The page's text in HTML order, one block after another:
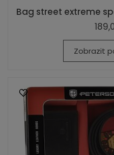
Bag street extreme
Zobrazit